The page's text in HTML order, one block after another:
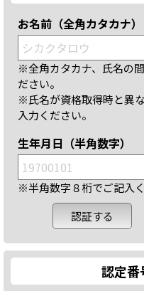
お名前（全角カタカナ）
※全角カタカナ、氏名の
ださい。
※氏名が資格取得時と異
入力ください。
生年月日（半角数字）
※半角数字８桁でご記入く
認定番